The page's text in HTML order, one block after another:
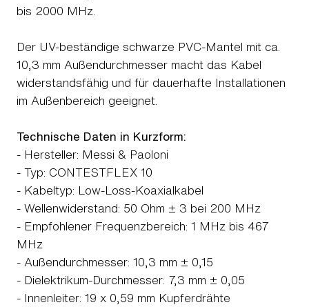
bis 2000 MHz.
Der UV-beständige schwarze PVC-Mantel mit ca.
10,3 mm Außendurchmesser macht das Kabel
widerstandsfähig und für dauerhafte Installationen
im Außenbereich geeignet.
Technische Daten in Kurzform:
- Hersteller: Messi & Paoloni
- Typ: CONTESTFLEX 10
- Kabeltyp: Low-Loss-Koaxialkabel
- Wellenwiderstand: 50 Ohm ± 3 bei 200 MHz
- Empfohlener Frequenzbereich: 1 MHz bis 467
MHz
- Außendurchmesser: 10,3 mm ± 0,15
- Dielektrikum-Durchmesser: 7,3 mm ± 0,05
- Innenleiter: 19 x 0,59 mm Kupferdrähte